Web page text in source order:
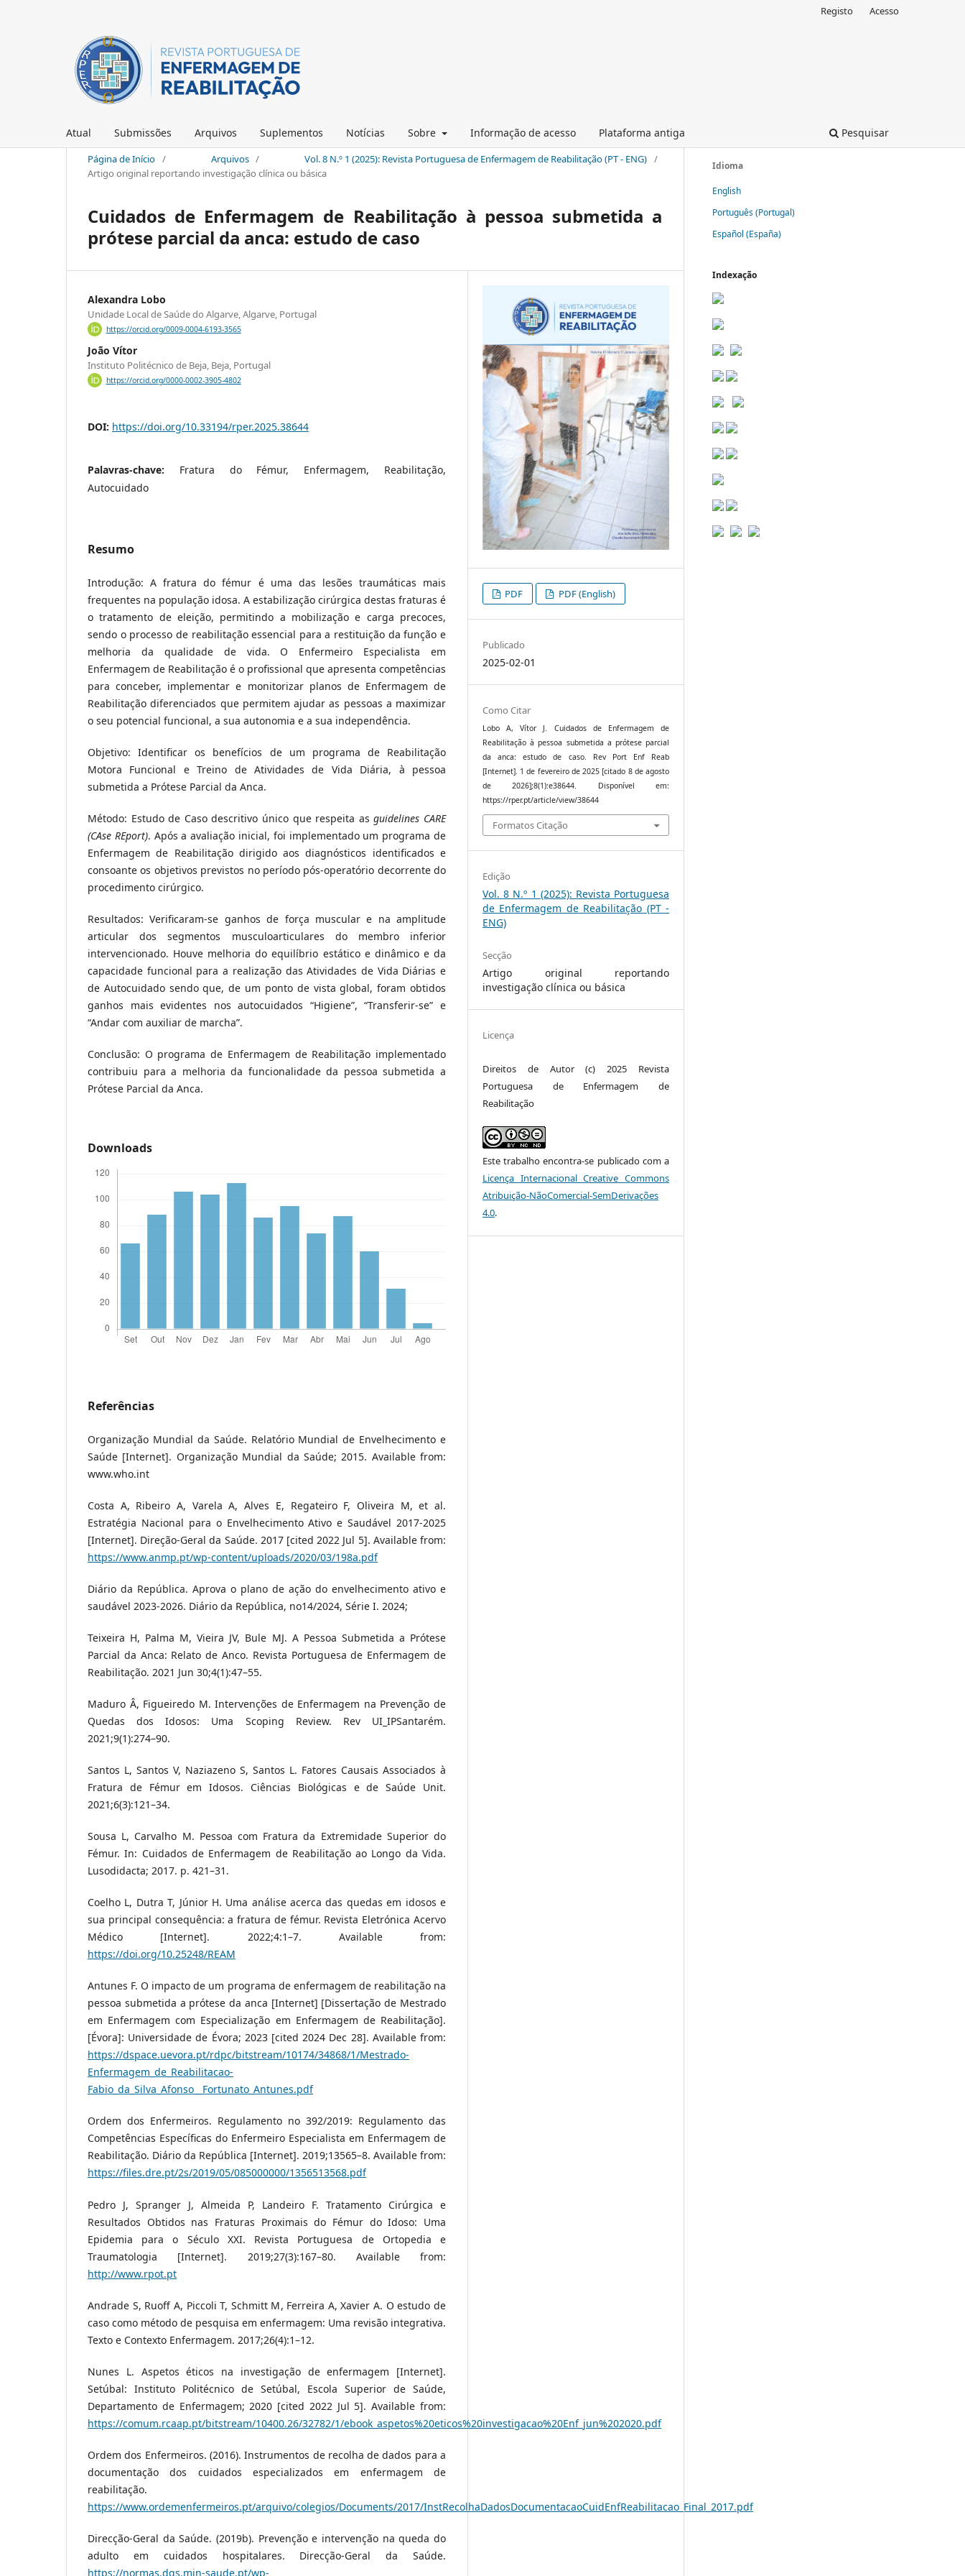
Atual Submissões Arquivos Suplementos Notícias Sobre Informação de acesso Plataforma antiga Pesquisar
Registo Acesso
Página de Início / Arquivos / Vol. 8 N.º 1 (2025): Revista Portuguesa de Enfermagem de Reabilitação (PT - ENG) /
Artigo original reportando investigação clínica ou básica
Cuidados de Enfermagem de Reabilitação à pessoa submetida a
prótese parcial da anca: estudo de caso
Alexandra Lobo
Unidade Local de Saúde do Algarve, Algarve, Portugal
https://orcid.org/0009-0004-6193-3565
João Vítor
Instituto Politécnico de Beja, Beja, Portugal
https://orcid.org/0000-0002-3905-4802
DOI: https://doi.org/10.33194/rper.2025.38644
Palavras-chave: Fratura do Fémur, Enfermagem, Reabilitação,
Autocuidado
Resumo
Introdução: A fratura do fémur é uma das lesões traumáticas mais
frequentes na população idosa. A estabilização cirúrgica destas fraturas é
o tratamento de eleição, permitindo a mobilização e carga precoces,
sendo o processo de reabilitação essencial para a restituição da função e
melhoria da qualidade de vida. O Enfermeiro Especialista em
Enfermagem de Reabilitação é o profissional que apresenta competências
para conceber, implementar e monitorizar planos de Enfermagem de
Reabilitação diferenciados que permitem ajudar as pessoas a maximizar
o seu potencial funcional, a sua autonomia e a sua independência.
Objetivo: Identificar os benefícios de um programa de Reabilitação
Motora Funcional e Treino de Atividades de Vida Diária, à pessoa
submetida a Prótese Parcial da Anca.
Método: Estudo de Caso descritivo único que respeita asguidelines CARE
(CAse REport). Após a avaliação inicial, foi implementado um programa de
Enfermagem de Reabilitação dirigido aos diagnósticos identificados e
consoante os objetivos previstos no período pós-operatório decorrente do
procedimento cirúrgico.
Resultados: Verificaram-se ganhos de força muscular e na amplitude
articular dos segmentos musculoarticulares do membro inferior
intervencionado. Houve melhoria do equilíbrio estático e dinâmico e da
capacidade funcional para a realização das Atividades de Vida Diárias e
de Autocuidado sendo que, de um ponto de vista global, foram obtidos
ganhos mais evidentes nos autocuidados “Higiene”, “Transferir-se” e
“Andar com auxiliar de marcha”.
Conclusão: O programa de Enfermagem de Reabilitação implementado
contribuiu para a melhoria da funcionalidade da pessoa submetida a
Prótese Parcial da Anca.
Downloads
Referências
Organização Mundial da Saúde. Relatório Mundial de Envelhecimento e
Saúde [Internet]. Organização Mundial da Saúde; 2015. Available from:
www.who.int
Costa A, Ribeiro A, Varela A, Alves E, Regateiro F, Oliveira M, et al.
Estratégia Nacional para o Envelhecimento Ativo e Saudável 2017-2025
[Internet]. Direção-Geral da Saúde. 2017 [cited 2022 Jul 5]. Available from:
https://www.anmp.pt/wp-content/uploads/2020/03/198a.pdf
Diário da República. Aprova o plano de ação do envelhecimento ativo e
saudável 2023-2026. Diário da República, no14/2024, Série I. 2024;
Teixeira H, Palma M, Vieira JV, Bule MJ. A Pessoa Submetida a Prótese
Parcial da Anca: Relato de Anco. Revista Portuguesa de Enfermagem de
Reabilitação. 2021 Jun 30;4(1):47–55.
Maduro Â, Figueiredo M. Intervenções de Enfermagem na Prevenção de
Quedas dos Idosos: Uma Scoping Review. Rev UI_IPSantarém.
2021;9(1):274–90.
Santos L, Santos V, Naziazeno S, Santos L. Fatores Causais Associados à
Fratura de Fémur em Idosos. Ciências Biológicas e de Saúde Unit.
2021;6(3):121–34.
Sousa L, Carvalho M. Pessoa com Fratura da Extremidade Superior do
Fémur. In: Cuidados de Enfermagem de Reabilitação ao Longo da Vida.
Lusodidacta; 2017. p. 421–31.
Coelho L, Dutra T, Júnior H. Uma análise acerca das quedas em idosos e
sua principal consequência: a fratura de fémur. Revista Eletrónica Acervo
Médico [Internet]. 2022;4:1–7. Available from:
https://doi.org/10.25248/REAM
Antunes F. O impacto de um programa de enfermagem de reabilitação na
pessoa submetida a prótese da anca [Internet] [Dissertação de Mestrado
em Enfermagem com Especialização em Enfermagem de Reabilitação].
[Évora]: Universidade de Évora; 2023 [cited 2024 Dec 28]. Available from:
https://dspace.uevora.pt/rdpc/bitstream/10174/34868/1/Mestrado-
Enfermagem_de_Reabilitacao-
Fabio_da_Silva_Afonso__Fortunato_Antunes.pdf
Ordem dos Enfermeiros. Regulamento no 392/2019: Regulamento das
Competências Específicas do Enfermeiro Especialista em Enfermagem de
Reabilitação. Diário da República [Internet]. 2019;13565–8. Available from:
https://files.dre.pt/2s/2019/05/085000000/1356513568.pdf
Pedro J, Spranger J, Almeida P, Landeiro F. Tratamento Cirúrgica e
Resultados Obtidos nas Fraturas Proximais do Fémur do Idoso: Uma
Epidemia para o Século XXI. Revista Portuguesa de Ortopedia e
Traumatologia [Internet]. 2019;27(3):167–80. Available from:
http://www.rpot.pt
Andrade S, Ruoff A, Piccoli T, Schmitt M, Ferreira A, Xavier A. O estudo de
caso como método de pesquisa em enfermagem: Uma revisão integrativa.
Texto e Contexto Enfermagem. 2017;26(4):1–12.
Nunes L. Aspetos éticos na investigação de enfermagem [Internet].
Setúbal: Instituto Politécnico de Setúbal, Escola Superior de Saúde,
Departamento de Enfermagem; 2020 [cited 2022 Jul 5]. Available from:
https://comum.rcaap.pt/bitstream/10400.26/32782/1/ebook_aspetos%20eticos%20investigacao%20Enf_jun%202020.pdf
Ordem dos Enfermeiros. (2016). Instrumentos de recolha de dados para a
documentação dos cuidados especializados em enfermagem de
reabilitação.
https://www.ordemenfermeiros.pt/arquivo/colegios/Documents/2017/InstRecolhaDadosDocumentacaoCuidEnfReabilitacao_Final_2017.pdf
Direcção-Geral da Saúde. (2019b). Prevenção e intervenção na queda do
adulto em cuidados hospitalares. Direcção-Geral da Saúde.
https://normas.dgs.min-saude.pt/wp-
PDF PDF (English)
Publicado
2025-02-01
Como Citar
Lobo A, Vítor J. Cuidados de Enfermagem de
Reabilitação à pessoa submetida a prótese parcial
da anca: estudo de caso. Rev Port Enf Reab
[Internet]. 1 de fevereiro de 2025 [citado 8 de agosto
de 2026];8(1):e38644. Disponível em:
https://rper.pt/article/view/38644
Formatos Citação
Edição
Vol. 8 N.º 1 (2025): Revista Portuguesa
de Enfermagem de Reabilitação (PT -
ENG)
Secção
Artigo original reportando
investigação clínica ou básica
Licença
Direitos de Autor (c) 2025 Revista
Portuguesa de Enfermagem de
Reabilitação
Este trabalho encontra-se publicado com a
Licença Internacional Creative Commons
Atribuição-NãoComercial-SemDerivações
4.0.
Idioma
English
Português (Portugal)
Español (España)
Indexação